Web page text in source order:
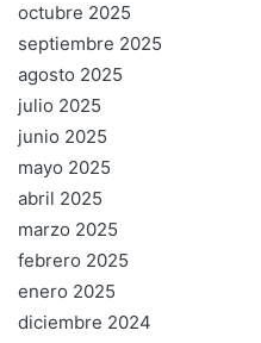
octubre 2025
septiembre 2025
agosto 2025
julio 2025
junio 2025
mayo 2025
abril 2025
marzo 2025
febrero 2025
enero 2025
diciembre 2024